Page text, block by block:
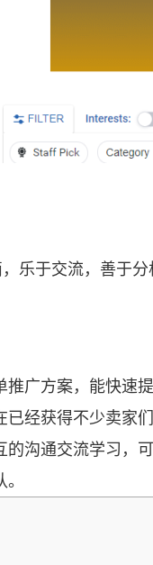
于交流，善于分
广方案，能快速
经获得不少卖家
沟通交流学习，